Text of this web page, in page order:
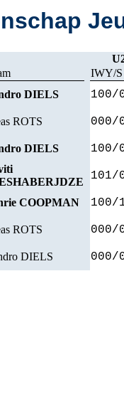
IWY/S
DIELS 100/
ROTS 000/
DIELS 100/
101/
COOPMAN 100/
ROTS 000/
DIELS 000/